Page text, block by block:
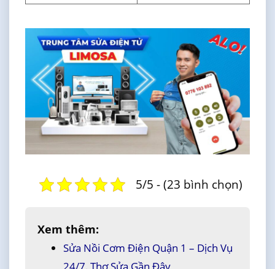
5/5 - (23 bình chọn)
Xem thêm:
Sửa Nồi Cơm Điện Quận 1 – Dịch Vụ